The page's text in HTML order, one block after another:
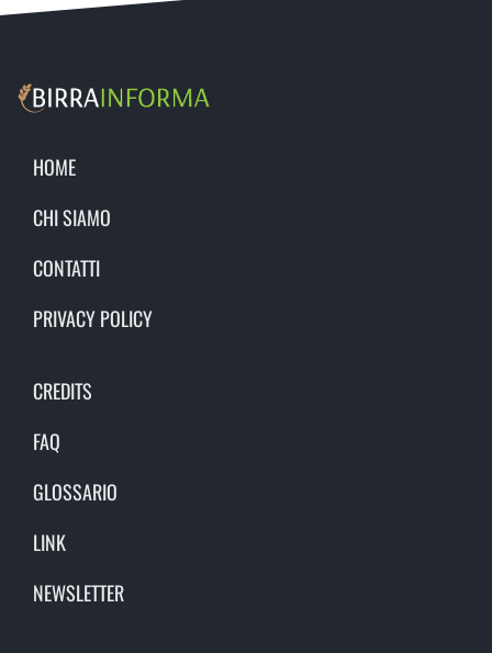
HOME
CHI SIAMO
CONTATTI
PRIVACY POLICY
CREDITS
FAQ
GLOSSARIO
LINK
NEWSLETTER